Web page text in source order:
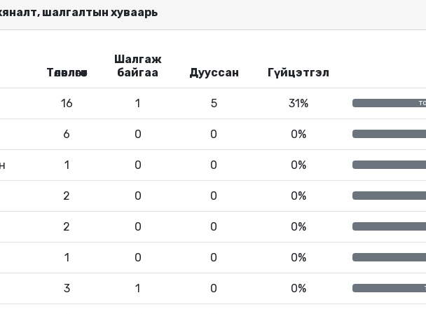
хяналт, шалгалтын хуваарь
Төлөвлөгөөт
Шалгаж
байгаа
Дууссан Гүйцэтгэл
16 1 5 31%
6 0 0 0%
1 0 0 0%
2 0 0 0%
2 0 0 0%
1 0 0 0%
3 1 0 0%